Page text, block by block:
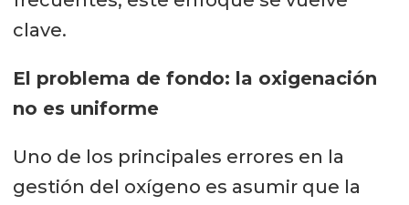
clave.
El problema de fondo: la oxigenación
no es uniforme
Uno de los principales errores en la
gestión del oxígeno es asumir que la